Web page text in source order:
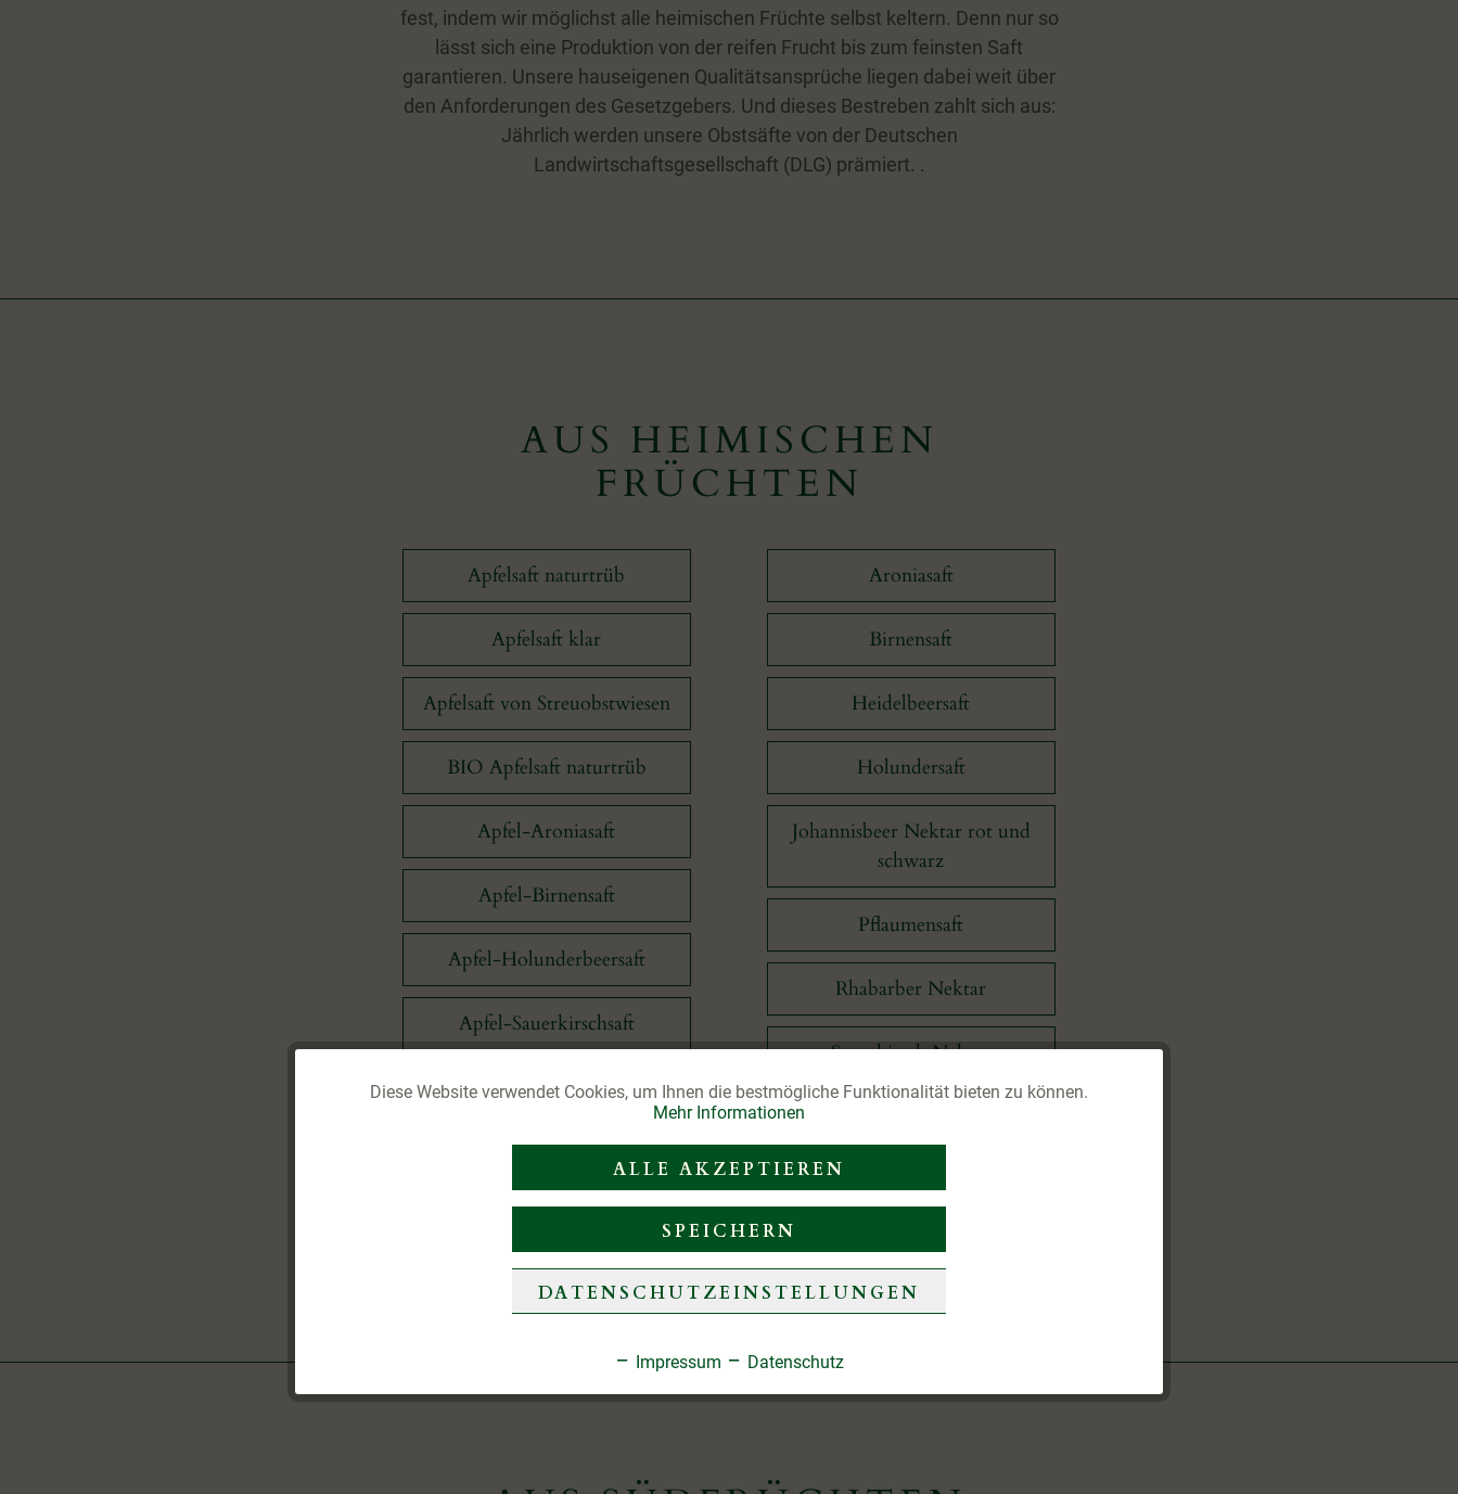
fest, indem wir möglichst alle heimischen Früchte selbst keltern. Denn nur so
lässt sich eine Produktion von der reifen Frucht bis zum feinsten Saft
garantieren. Unsere hauseigenen Qualitätsansprüche liegen dabei weit über
den Anforderungen des Gesetzgebers. Und dieses Bestreben zahlt sich aus:
Jährlich werden unsere Obstsäfte von der Deutschen
Landwirtschaftsgesellschaft (DLG) prämiert. .
AUS HEIMISCHEN
FRÜCHTEN
Apfelsaft naturtrüb
Apfelsaft klar
Apfelsaft von Streuobstwiesen
BIO Apfelsaft naturtrüb
Apfel-Aroniasaft
Apfel-Birnensaft
Apfel-Holunderbeersaft
Apfel-Sauerkirschsaft
Apfel-Mangosaft
Apfel-Pflaumensaft
Apfel-Johannisbeersaft
Aroniasaft
Birnensaft
Heidelbeersaft
Holundersaft
Johannisbeer Nektar rot und
schwarz
Pflaumensaft
Rhabarber Nektar
Sauerkirsch Nektar
Funktionale Aktiv
Diese Website verwendet Cookies, um Ihnen die bestmögliche Funktionalität bieten zu können.
Mehr Informationen
ALLE AKZEPTIEREN
SPEICHERN
DATENSCHUTZEINSTELLUNGEN
Impressum Datenschutz